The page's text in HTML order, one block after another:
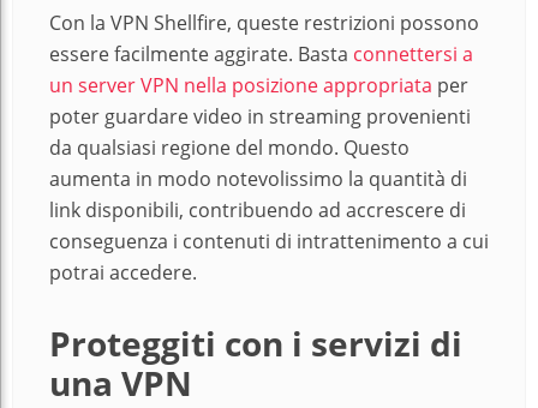
Con la VPN Shellfire, queste restrizioni possono
essere facilmente aggirate. Basta connettersi a
un server VPN nella posizione appropriata per
poter guardare video in streaming provenienti
da qualsiasi regione del mondo. Questo
aumenta in modo notevolissimo la quantità di
link disponibili, contribuendo ad accrescere di
conseguenza i contenuti di intrattenimento a cui
potrai accedere.
Proteggiti con i servizi di
una VPN